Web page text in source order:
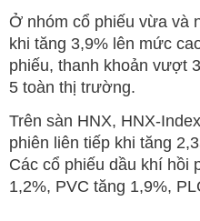
Ở nhóm cổ phiếu vừa và
khi tăng 3,9% lên mức
phiếu, thanh khoản vượt
5 toàn thị trường.
Trên sàn HNX, HNX-
phiên liên tiếp khi tăng
Các cổ phiếu dầu khí hồi
1,2%, PVC tăng 1,9%,